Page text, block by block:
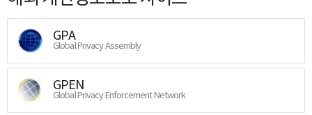
GPA
Global Privacy Assembly
GPEN
Global Privacy Enforcement Network